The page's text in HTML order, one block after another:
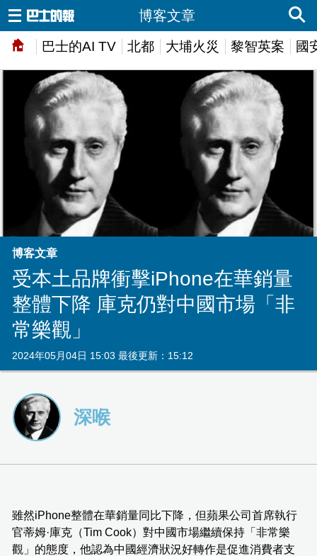
巴士的AI TV 北都 大埔火災 黎智英案 國
博客文章
博客文章
受本土品牌衝擊iPhone在華銷量
整體下降 庫克仍對中國市場「非
常樂觀」
2024年05月04日 15:03 最後更新：15:12
深喉
雖然iPhone整體在華銷量同比下降，但蘋果公司首席執行
官蒂姆·庫克（Tim Cook）對中國市場繼續保持「非常樂
觀」的態度，他認為中國經濟狀況好轉作是促進消費者支